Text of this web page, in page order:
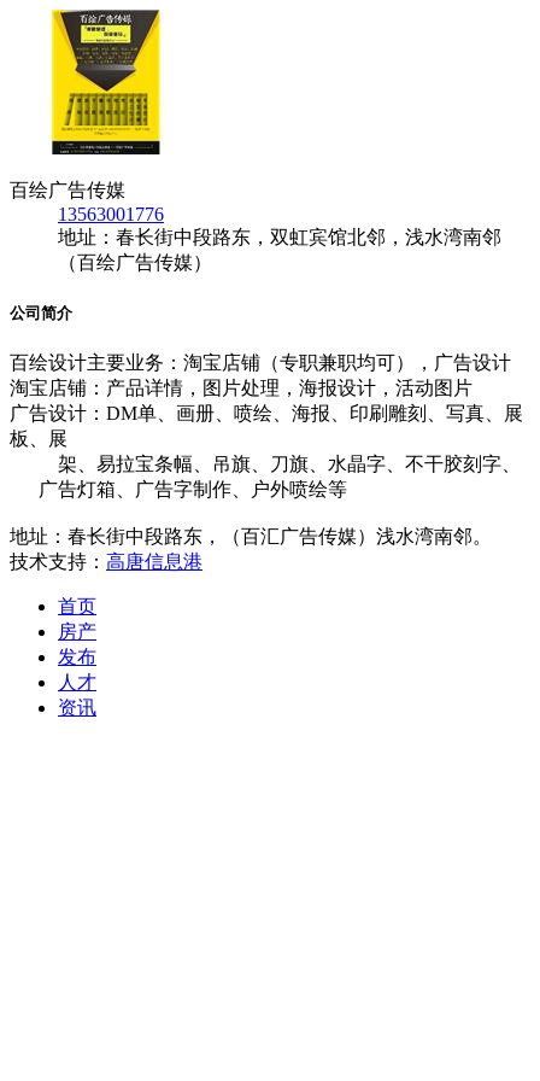
百绘广告传媒
13563001776
地址：春长街中段路东，双虹宾馆北邻，浅水湾南邻
（百绘广告传媒）
公司简介
百绘设计主要业务：淘宝店铺（专职兼职均可），广告设计
淘宝店铺：产品详情，图片处理，海报设计，活动图片
广告设计：DM单、画册、喷绘、海报、印刷雕刻、写真、展
板、展
架、易拉宝条幅、吊旗、刀旗、水晶字、不干胶刻字、
广告灯箱、广告字制作、户外喷绘等
地址：春长街中段路东，（百汇广告传媒）浅水湾南邻。
技术支持： 高唐信息港
首页
房产
发布
人才
资讯